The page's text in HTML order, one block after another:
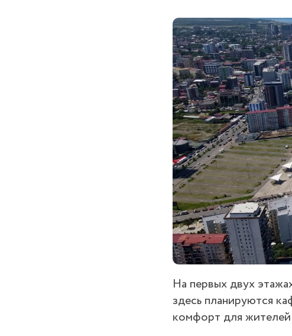
На первых двух
здесь планируются
комфорт для